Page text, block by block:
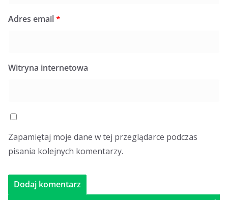
Adres email*
Witryna internetowa
Zapamiętaj moje dane w tej przeglądarce podczas
pisania kolejnych komentarzy.